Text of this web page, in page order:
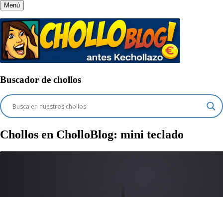
Menú
Buscador de chollos
Chollos en CholloBlog: mini teclado